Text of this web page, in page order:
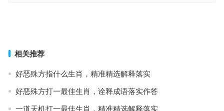
相关推荐
好恶殊方指什么生肖，精准精选解释落实
好恶殊方打一最佳生肖，诠释成语落实作答
一道天机打一最佳生肖，精准精选解释落实